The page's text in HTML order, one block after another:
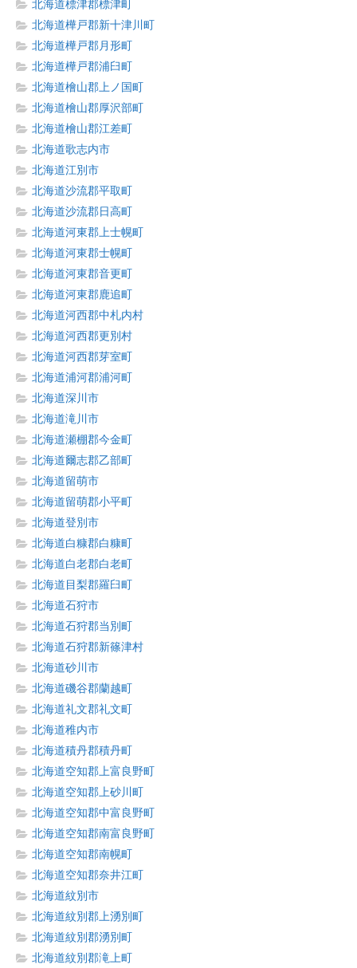
北海道標津郡標津町
北海道樺戸郡新十津川町
北海道樺戸郡月形町
北海道樺戸郡浦臼町
北海道檜山郡上ノ国町
北海道檜山郡厚沢部町
北海道檜山郡江差町
北海道歌志内市
北海道江別市
北海道沙流郡平取町
北海道沙流郡日高町
北海道河東郡上士幌町
北海道河東郡士幌町
北海道河東郡音更町
北海道河東郡鹿追町
北海道河西郡中札内村
北海道河西郡更別村
北海道河西郡芽室町
北海道浦河郡浦河町
北海道深川市
北海道滝川市
北海道瀬棚郡今金町
北海道爾志郡乙部町
北海道留萌市
北海道留萌郡小平町
北海道登別市
北海道白糠郡白糠町
北海道白老郡白老町
北海道目梨郡羅臼町
北海道石狩市
北海道石狩郡当別町
北海道石狩郡新篠津村
北海道砂川市
北海道磯谷郡蘭越町
北海道礼文郡礼文町
北海道稚内市
北海道積丹郡積丹町
北海道空知郡上富良野町
北海道空知郡上砂川町
北海道空知郡中富良野町
北海道空知郡南富良野町
北海道空知郡南幌町
北海道空知郡奈井江町
北海道紋別市
北海道紋別郡上湧別町
北海道紋別郡湧別町
北海道紋別郡滝上町